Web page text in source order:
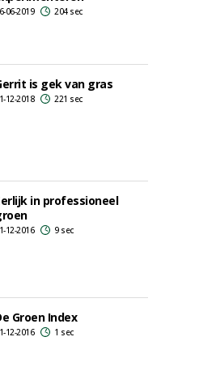
06-2019 204 sec
is gek van gras
12-2018 221 sec
in professioneel
12-2016 9 sec
Groen Index
12-2016 1 sec